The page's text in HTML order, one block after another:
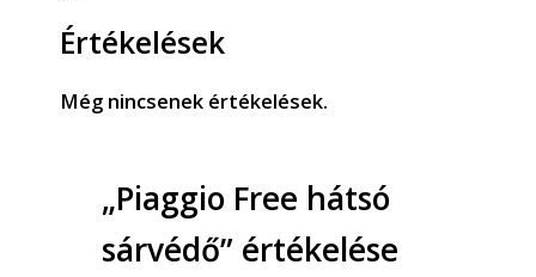
Értékelések
Még nincsenek értékelések.
„Piaggio Free hátsó
sárvédő” értékelése